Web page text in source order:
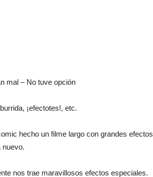
mal – No tuve opción
¡efectotes!, etc.
hecho un filme largo con grandes efectos
nuevo.
nos trae maravillosos efectos especiales.